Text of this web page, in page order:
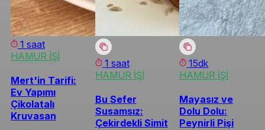
1 saat
HAMUR İŞİ
Mert'in Tarifi:
Ev Yapımı
Çikolatalı
Kruvasan
1 saat
HAMUR İŞİ
Bu Sefer
Susamsız:
Çekirdekli Simit
15dk
HAMUR İŞİ
Mayasız ve
Dolu Dolu:
Peynirli Pişi